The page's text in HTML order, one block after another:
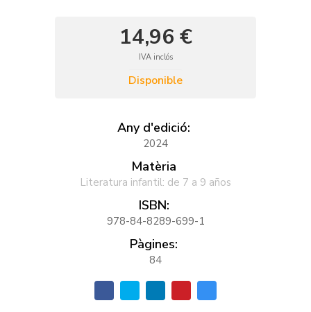
14,96 €
IVA inclós
Disponible
Any d'edició:
2024
Matèria
Literatura infantil: de 7 a 9 años
ISBN:
978-84-8289-699-1
Pàgines:
84